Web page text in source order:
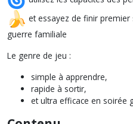
et essayez de finir
guerre familiale
Le genre de jeu :
simple à apprendre,
rapide à sortir,
et ultra efficace en soirée